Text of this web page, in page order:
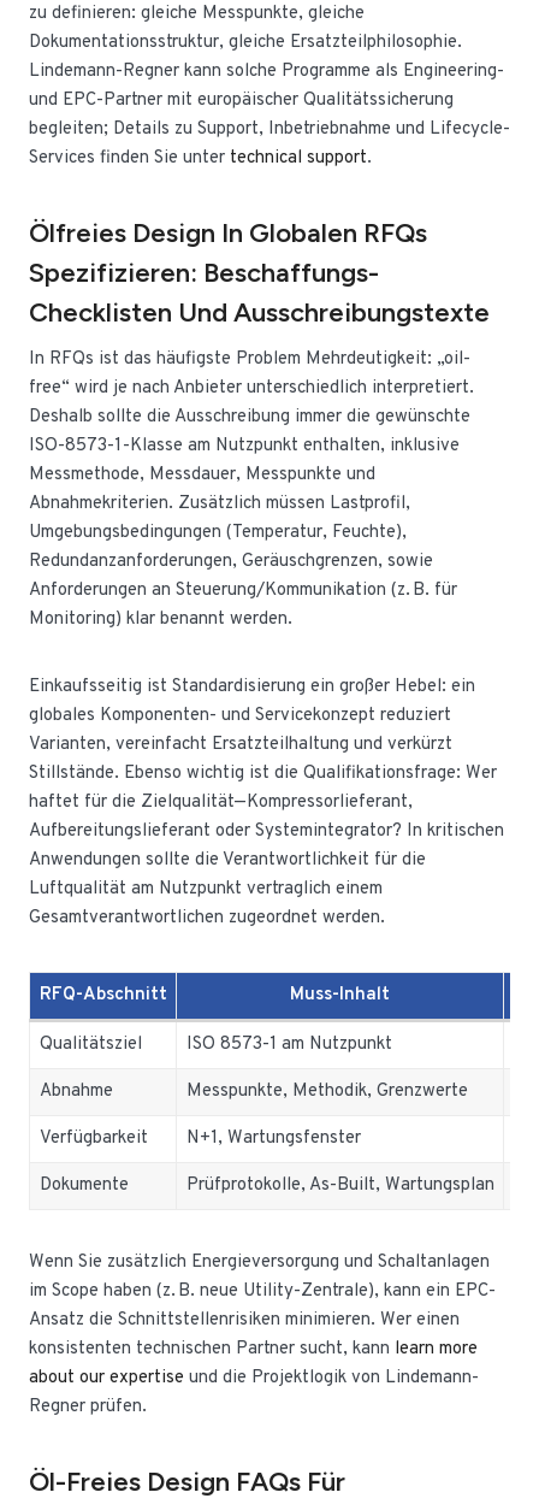
zu definieren: gleiche Messpunkte, gleiche
Dokumentationsstruktur, gleiche Ersatzteilphilosophie.
Lindemann-Regner kann solche Programme als Engineering-
und EPC-Partner mit europäischer Qualitätssicherung
begleiten; Details zu Support, Inbetriebnahme und Lifecycle-
Services finden Sie unter technical support.
Ölfreies Design In Globalen RFQs
Spezifizieren: Beschaffungs-
Checklisten Und Ausschreibungstexte
In RFQs ist das häufigste Problem Mehrdeutigkeit: „oil-
free“ wird je nach Anbieter unterschiedlich interpretiert.
Deshalb sollte die Ausschreibung immer die gewünschte
ISO-8573-1-Klasse am Nutzpunkt enthalten, inklusive
Messmethode, Messdauer, Messpunkte und
Abnahmekriterien. Zusätzlich müssen Lastprofil,
Umgebungsbedingungen (Temperatur, Feuchte),
Redundanzanforderungen, Geräuschgrenzen, sowie
Anforderungen an Steuerung/Kommunikation (z. B. für
Monitoring) klar benannt werden.
Einkaufsseitig ist Standardisierung ein großer Hebel: ein
globales Komponenten- und Servicekonzept reduziert
Varianten, vereinfacht Ersatzteilhaltung und verkürzt
Stillstände. Ebenso wichtig ist die Qualifikationsfrage: Wer
haftet für die Zielqualität—Kompressorlieferant,
Aufbereitungslieferant oder Systemintegrator? In kritischen
Anwendungen sollte die Verantwortlichkeit für die
Luftqualität am Nutzpunkt vertraglich einem
Gesamtverantwortlichen zugeordnet werden.
RFQ-Abschnitt Muss-Inhalt
Qualitätsziel ISO 8573-1 am Nutzpunkt
Abnahme Messpunkte, Methodik, Grenzwerte
Verfügbarkeit N+1, Wartungsfenster
Dokumente Prüfprotokolle, As-Built, Wartungsplan
Wenn Sie zusätzlich Energieversorgung und Schaltanlagen
im Scope haben (z. B. neue Utility-Zentrale), kann ein EPC-
Ansatz die Schnittstellenrisiken minimieren. Wer einen
konsistenten technischen Partner sucht, kann learn more
about our expertise und die Projektlogik von Lindemann-
Regner prüfen.
Öl-Freies Design FAQs Für